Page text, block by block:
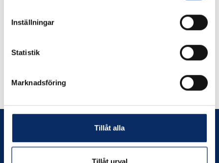
Inställningar
Statistik
Marknadsföring
Tillåt alla